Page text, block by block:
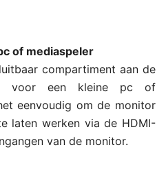
of mediaspeler
compartiment aan de
voor een kleine pc of
eenvoudig om de monitor
laten werken via de HDMI-
van de monitor.